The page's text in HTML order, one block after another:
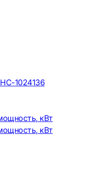
1024136
кВт
кВт